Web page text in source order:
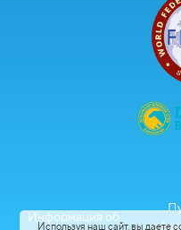
Информация об
Используя наш сайт, вы даете